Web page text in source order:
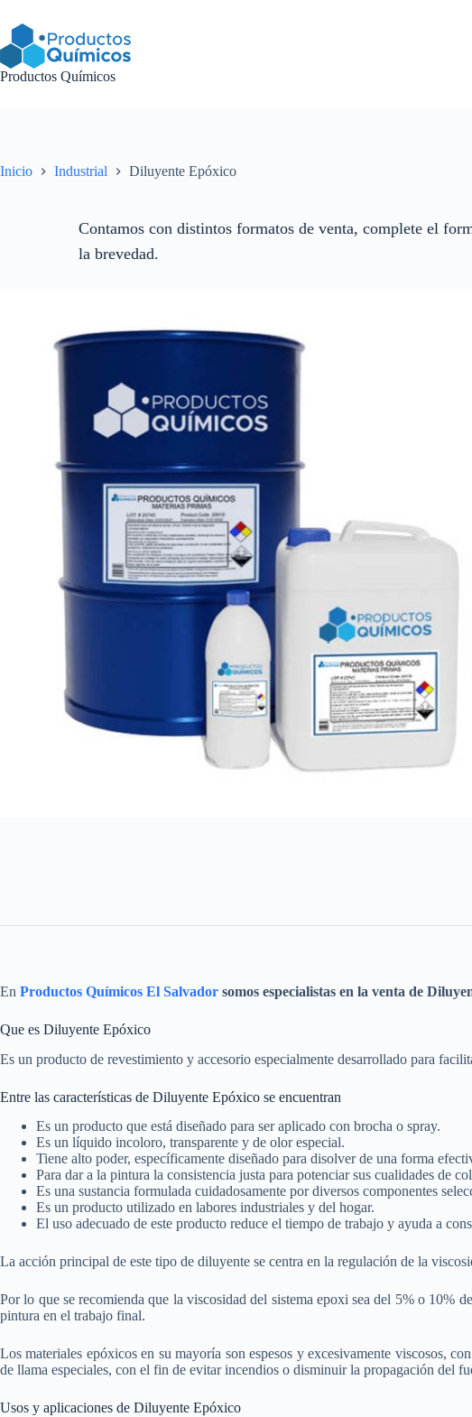
contenido
Productos Químicos
Inicio Industrial Diluyente Epóxico
Contamos con distintos formatos de venta, complete el
la brevedad.
En Productos Químicos El Salvador somos especialistas en la venta de
Que es Diluyente Epóxico
Es un producto de revestimiento y accesorio especialmente desarrollado para
Entre las características de Diluyente Epóxico se encuentran
Es un producto que está diseñado para ser aplicado con brocha o spray.
Es un líquido incoloro, transparente y de olor especial.
Tiene alto poder, específicamente diseñado para disolver de una forma
Para dar a la pintura la consistencia justa para potenciar sus cualidades de
Es una sustancia formulada cuidadosamente por diversos componentes
Es un producto utilizado en labores industriales y del hogar.
El uso adecuado de este producto reduce el tiempo de trabajo y ayuda a
La acción principal de este tipo de diluyente se centra en la regulación de la
Por lo que se recomienda que la viscosidad del sistema epoxi sea del 5% o 10%
pintura en el trabajo final.
Los materiales epóxicos en su mayoría son espesos y excesivamente viscosos,
de llama especiales, con el fin de evitar incendios o disminuir la propagación del
Usos y aplicaciones de Diluyente Epóxico